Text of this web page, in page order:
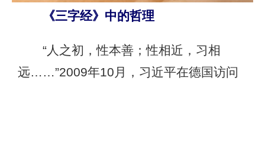
《三字经》中的哲理
“人之初，性本善；性相近，习相
远……”2009年10月，习近平在德国访问